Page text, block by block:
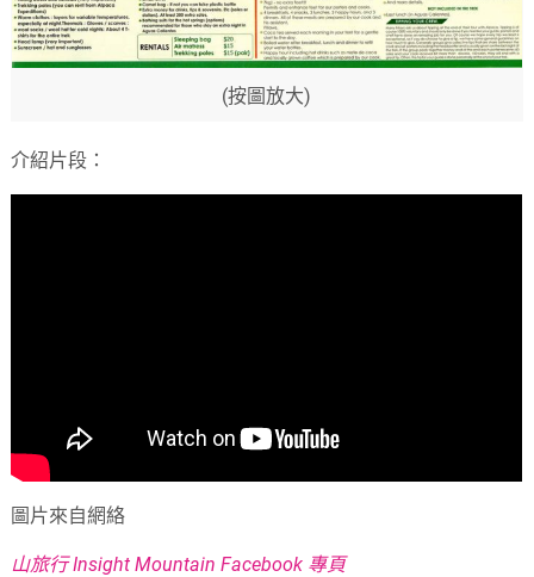
(按圖放大)
介紹片段：
圖片來自網絡
山旅行 Insight Mountain Facebook 專頁